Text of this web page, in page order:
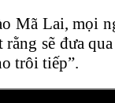
Mã Lai, mọi
rằng sẽ đưa
trôi tiếp”.